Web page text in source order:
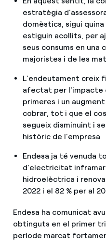
estratègia
domèstics, sigui
estiguin acollits, per
seus consums en una
majoristes i de les
L'endeutament creix
afectat per l'impacte
primeres i un
cobrar, tot i que el
segueix disminuint i
històric de l'empresa
Endesa ja té venuda
d'electricitat
hidroelèctrica i
2022 i el 82 % per al
Endesa ha comunicat
obtinguts en el primer
període marcat